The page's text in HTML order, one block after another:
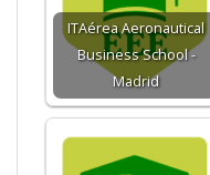
ITAérea Aeronautical
Business School -
Madrid